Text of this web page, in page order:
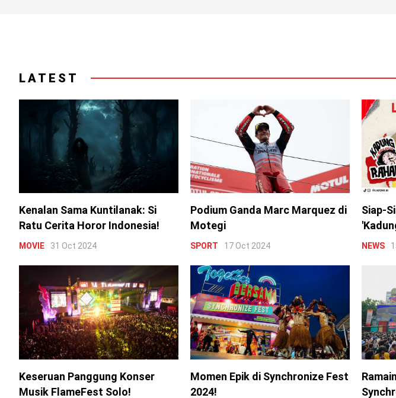
LATEST
Kenalan Sama Kuntilanak: Si
Ratu Cerita Horor Indonesia!
MOVIE 31 Oct 2024
Podium Ganda Marc Marquez di
Motegi
SPORT 17 Oct 2024
Siap-
NEWS
Keseruan Panggung Konser
Musik FlameFest Solo!
Momen Epik di Synchronize Fest
2024!